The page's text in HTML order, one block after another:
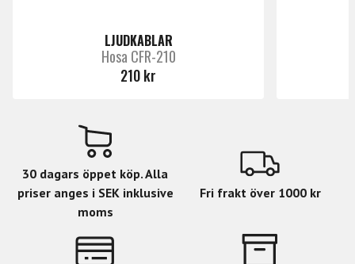
LJUDKABLAR
Hosa CFR-210
210 kr
30 dagars öppet köp. Alla
priser anges i SEK inklusive
moms
Fri frakt över 1000 kr